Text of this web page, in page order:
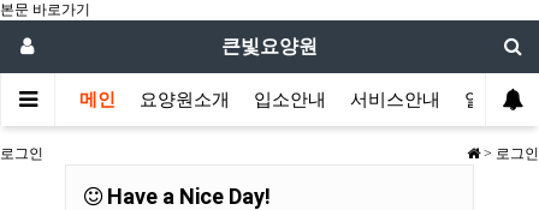
본문 바로가기
큰빛요양원
메인 요양원소개 입소안내 서비스안내 일정안내
> 로그인
로그인
Have a Nice Day!